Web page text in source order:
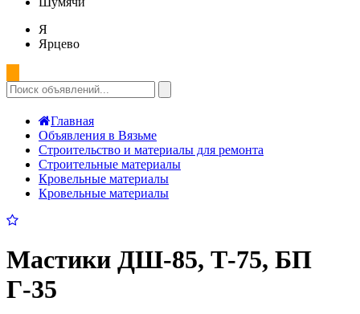
Я
Ярцево
Главная
Объявления в Вязьме
Строительство и материалы для ремонта
Строительные материалы
Кровельные материалы
Кровельные материалы
Мастики ДШ-85, Т-75, БП
Г-35